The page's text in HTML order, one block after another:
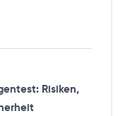
Risiken,